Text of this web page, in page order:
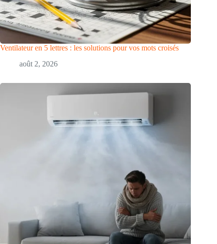
Ventilateur en 5 lettres : les solutions pour vos mots croisés
août 2, 2026